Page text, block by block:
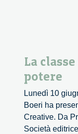
La
potere
Lunedì 10
Boeri ha
Creative. Da
Società